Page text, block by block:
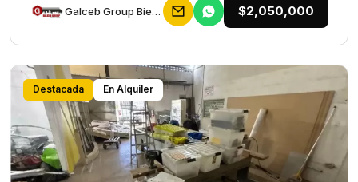
Galceb Group Bienes Raices $2,050,000
Destacada En Alquiler